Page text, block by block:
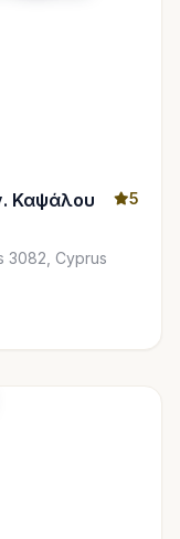
Καψάλου 5
3082, Cyprus